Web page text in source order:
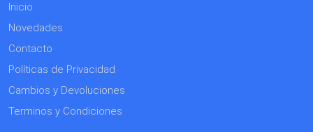
Inicio
Novedades
Contacto
Políticas de Privacidad
Cambios y Devoluciones
Terminos y Condiciones